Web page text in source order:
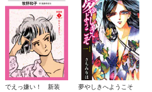
でえっ嫌い！ 新装
夢やしきへようこそ